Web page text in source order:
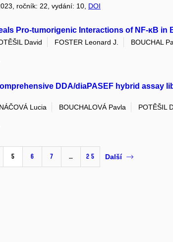
ročník: 22, vydání: 10, DOI
Pro-tumorigenic Interactions of NF-κB in
David FOSTER Leonard J.
BOUCHAL
DDA/diaPASEF hybrid
Lucia BOUCHALOVÁ Pavla POTĚŠIL
5 6 7 … 25 Další